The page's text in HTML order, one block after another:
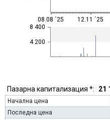
4 200
8 400
08.08 ´25 12.11 ´25
Пазарна капитализация *: 21
Начална цена
Последна цена